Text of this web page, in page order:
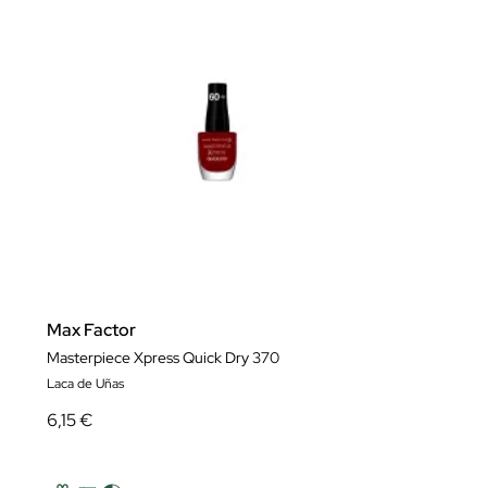
Max Factor
Masterpiece Xpress Quick Dry 370
Laca de Uñas
6,15 €